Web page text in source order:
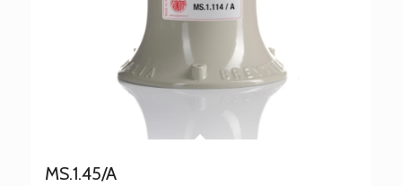
MS.1.45/A